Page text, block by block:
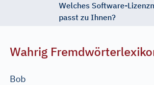
Welches Software-
passt zu Ihnen?
Wahrig
Bob